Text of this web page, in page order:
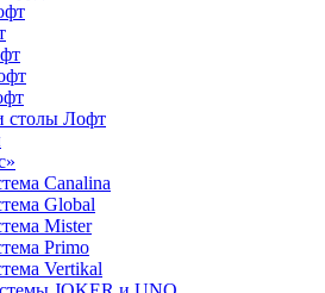
столы Лофт
Canalina
Global
Mister
Primo
Vertikal